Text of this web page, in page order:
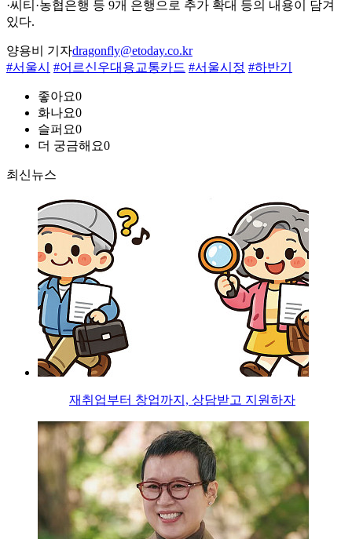
·씨티·농협은행 등 9개 은행으로 추가 확대 등의 내용이 담겨
있다.
양용비 기자dragonfly@etoday.co.kr
#서울시 #어르신우대용교통카드 #서울시정 #하반기
좋아요0
화나요0
슬퍼요0
더 궁금해요0
최신뉴스
재취업부터 창업까지, 상담받고 지원하자